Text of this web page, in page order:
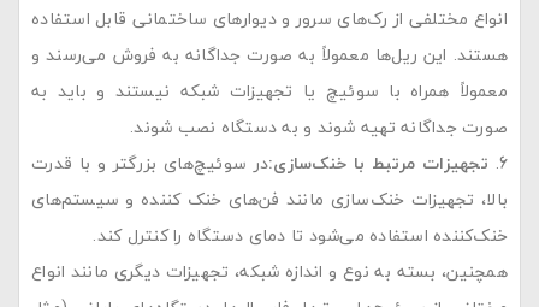
انواع مختلفی از رک‌های سرور و دیوارهای ساختمانی قابل استفاده
هستند. این ریل‌ها معمولاً به صورت جداگانه به فروش می‌رسند و
معمولاً همراه با سوئیچ یا تجهیزات شبکه نیستند و باید به
صورت جداگانه تهیه شوند و به دستگاه نصب شوند.
تجهیزات مرتبط با خنک‌سازی:در سوئیچ‌های بزرگتر و با قدرت
بالا، تجهیزات خنک‌سازی مانند فن‌های خنک کننده و سیستم‌های
خنک‌کننده استفاده می‌شود تا دمای دستگاه را کنترل کند.
همچنین، بسته به نوع و اندازه شبکه، تجهیزات دیگری مانند انواع